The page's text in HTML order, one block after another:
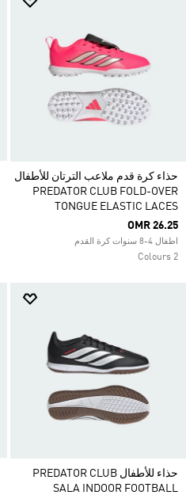
حذاء كرة قدم ملاعب الترتان للأطفال
PREDATOR CLUB FOLD-OVER
TONGUE ELASTIC LACES
OMR 26.25
اطفال 4-8 سنوات كرة القدم
2 Colours
حذاء للأطفال PREDATOR CLUB
SALA INDOOR FOOTBALL